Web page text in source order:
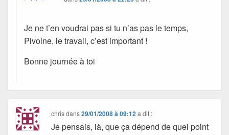
Je ne t’en voudrai pas si tu n’as pas le temps,
Pivoine, le travail, c’est important !
Bonne journée à toi
chrisdans29/01/2008 à 09:12 a dit :
Je pensais, là, que ça dépend de quel point